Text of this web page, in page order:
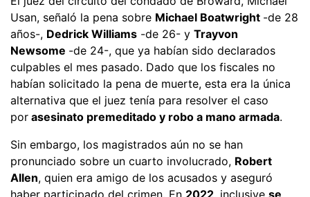
Usan, señaló la pena sobre Michael Boatwright -de 28
años-, Dedrick Williams -de 26- y Trayvon
Newsome -de 24-, que ya habían sido declarados
culpables el mes pasado. Dado que los fiscales no
habían solicitado la pena de muerte, esta era la única
alternativa que el juez tenía para resolver el caso
por asesinato premeditado y robo a mano armada.
Sin embargo, los magistrados aún no se han
pronunciado sobre un cuarto involucrado, Robert
Allen, quien era amigo de los acusados y aseguró
haber participado del crimen. En 2022, inclusive se